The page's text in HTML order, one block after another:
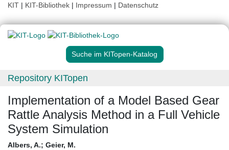
KIT | KIT-Bibliothek | Impressum | Datenschutz
Suche im KITopen-Katalog
Repository KITopen
Implementation of a Model Based Gear
Rattle Analysis Method in a Full Vehicle
System Simulation
Albers, A.; Geier, M.